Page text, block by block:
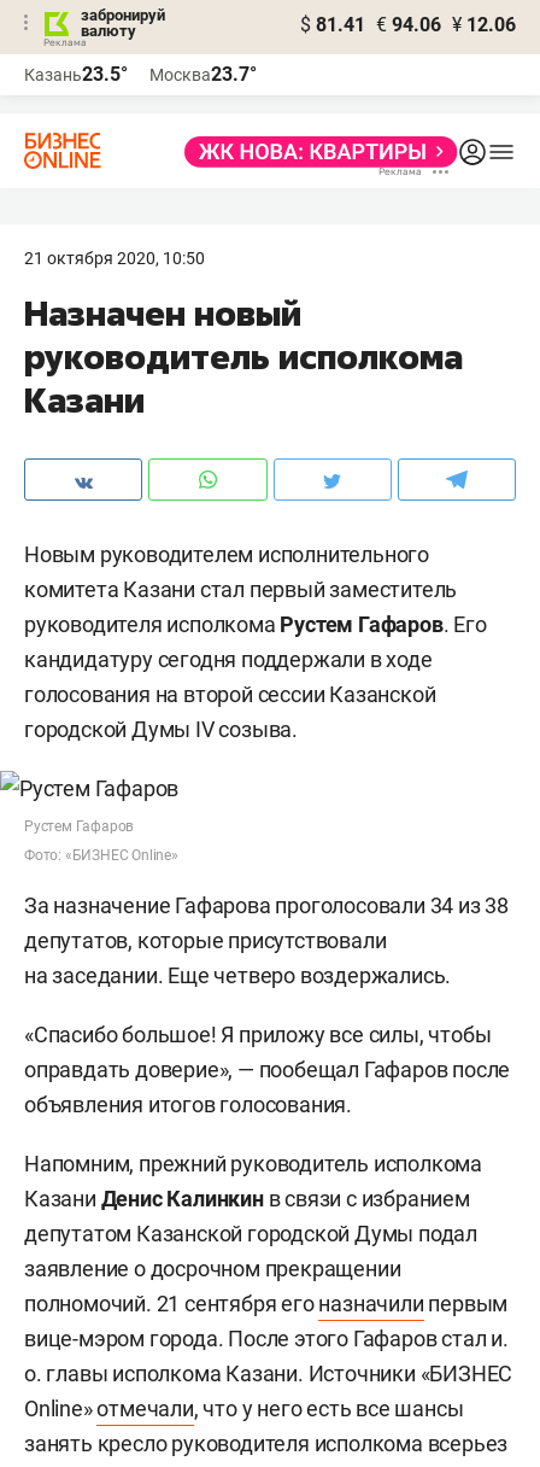
забронируй
валюту
$ 81.41 € 94.06 ¥ 12.06
Казань23.5° Москва23.7°
21 октября 2020, 10:50
Назначен новый
руководитель исполкома
Казани
Новым руководителем исполнительного
комитета Казани стал первый заместитель
руководителя исполкома Рустем Гафаров. Его
кандидатуру сегодня поддержали в ходе
голосования на второй сессии Казанской
городской Думы IV созыва.
Рустем Гафаров
Фото: «БИЗНЕС Online»
За назначение Гафарова проголосовали 34 из 38
депутатов, которые присутствовали
на заседании. Еще четверо воздержались.
«Спасибо большое! Я приложу все силы, чтобы
оправдать доверие», — пообещал Гафаров после
объявления итогов голосования.
Напомним, прежний руководитель исполкома
Казани Денис Калинкинв связи с избранием
депутатом Казанской городской Думы подал
заявление о досрочном прекращении
полномочий. 21 сентября егоназначили первым
вице-мэром города. После этого Гафаров стал и.
о. главы исполкома Казани. Источники «БИЗНЕС
Online»отмечали, что у него есть все шансы
занять кресло руководителя исполкома всерьез